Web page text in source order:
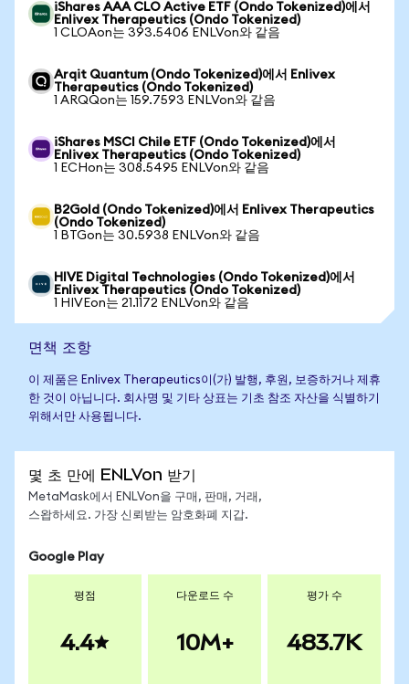
iShares AAA CLO Active ETF (Ondo Tokenized)에서
Enlivex Therapeutics (Ondo Tokenized)
1 CLOAon는 393.5406 ENLVon와 같음
Arqit Quantum (Ondo Tokenized)에서 Enlivex
Therapeutics (Ondo Tokenized)
1 ARQQon는 159.7593 ENLVon와 같음
iShares MSCI Chile ETF (Ondo Tokenized)에서
Enlivex Therapeutics (Ondo Tokenized)
1 ECHon는 308.5495 ENLVon와 같음
B2Gold (Ondo Tokenized)에서 Enlivex Therapeutics
(Ondo Tokenized)
1 BTGon는 30.5938 ENLVon와 같음
HIVE Digital Technologies (Ondo Tokenized)에서
Enlivex Therapeutics (Ondo Tokenized)
1 HIVEon는 21.1172 ENLVon와 같음
면책 조항
이 제품은 Enlivex Therapeutics이(가) 발행, 후원, 보증하거나 제휴
한 것이 아닙니다. 회사명 및 기타 상표는 기초 참조 자산을 식별하기
위해서만 사용됩니다.
몇 초 만에 ENLVon 받기
MetaMask에서 ENLVon을 구매, 판매, 거래,
스왑하세요. 가장 신뢰받는 암호화폐 지갑.
Google Play
평점
4.4
다운로드 수
10M+
평가 수
483.7K